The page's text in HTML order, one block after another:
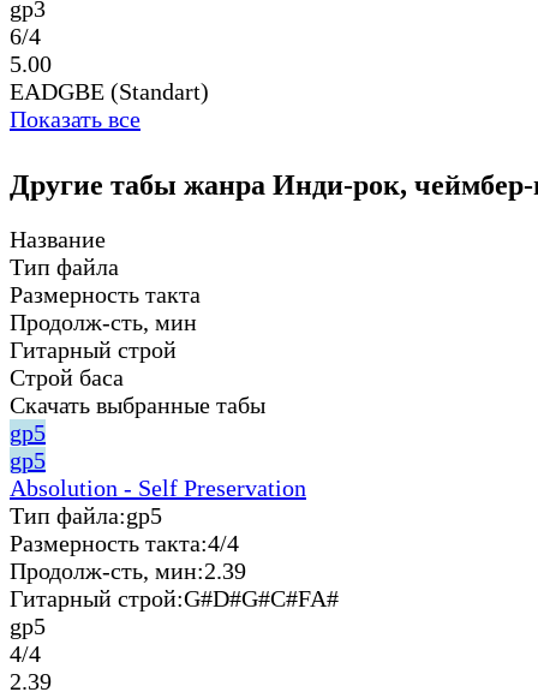
gp3
6/4
5.00
EADGBE (Standart)
Показать все
Другие табы жанра Инди-рок,
Название
Тип файла
Размерность такта
Продолж-сть, мин
Гитарный строй
Строй баса
Скачать выбранные табы
gp5
gp5
Absolution - Self Preservation
Тип файла:gp5
Размерность такта:4/4
Продолж-сть, мин:2.39
Гитарный строй:G#D#G#C#FA#
gp5
4/4
2.39